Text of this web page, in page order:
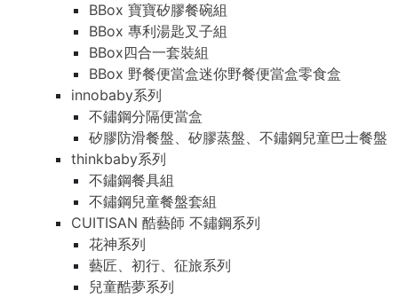
BBox 寶寶矽膠餐碗組
BBox 專利湯匙叉子組
BBox四合一套裝組
BBox 野餐便當盒迷你野餐便當盒零食盒
innobaby系列
不鏽鋼分隔便當盒
矽膠防滑餐盤、矽膠蒸盤、不鏽鋼兒童巴士餐盤
thinkbaby系列
不鏽鋼餐具組
不鏽鋼兒童餐盤套組
CUITISAN 酷藝師 不鏽鋼系列
花神系列
藝匠、初行、征旅系列
兒童酷夢系列